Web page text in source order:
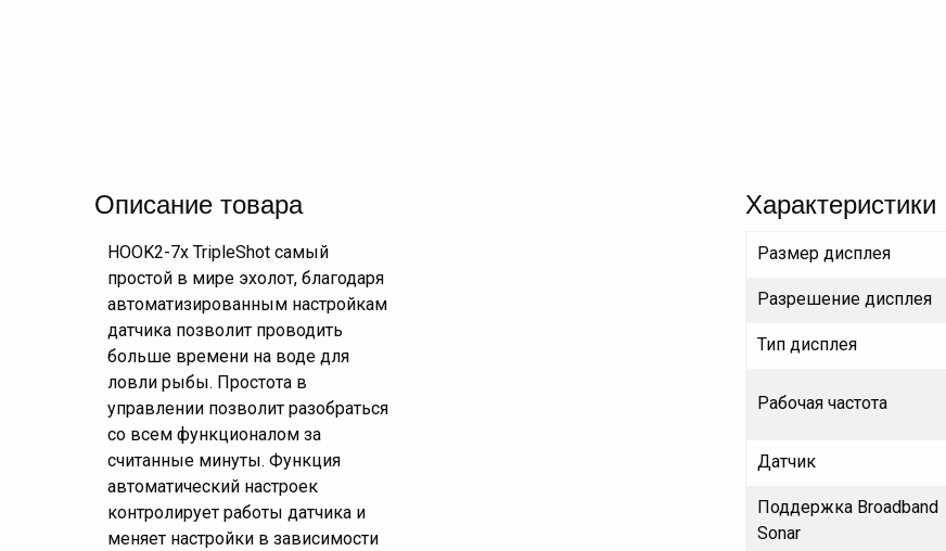
Описание товара
HOOK2-7x TripleShot самый
простой в мире эхолот, благодаря
автоматизированным настройкам
датчика позволит проводить
больше времени на воде для
ловли рыбы. Простота в
управлении позволит разобраться
со всем функционалом за
считанные минуты. Функция
автоматический настроек
контролирует работы датчика и
меняет настройки в зависимости
Характеристики
Размер дисплея
Разрешение дисплея
Тип дисплея
Рабочая частота
Датчик
Поддержка Broadband
Sonar